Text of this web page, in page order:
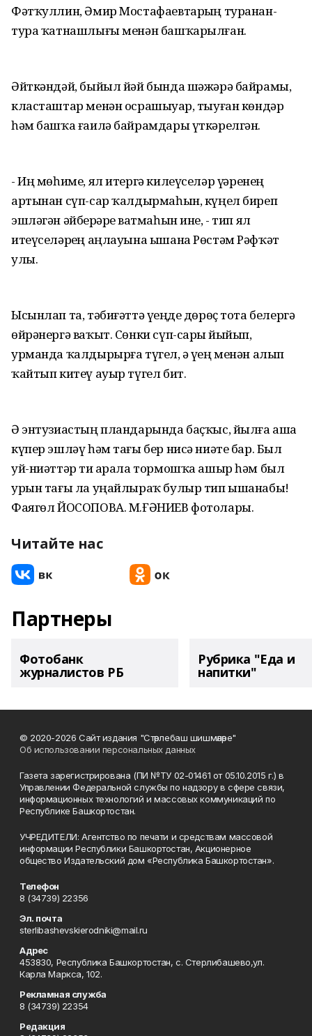
Фәтҡуллин, Әмир Мостафаевтарҙың туранан-
тура ҡатнашлығы менән башҡарылған.
Әйткәндәй, быйыл йәй бында шәжәрә байрамы,
класташтар менән осрашыуҙар, тыуған көндәр
һәм башҡа ғаилә байрамдары үткәрелгән.
- Иң мөһиме, ял итергә килеүселәр үҙҙәренең
артынан сүп-сар ҡалдырмаһын, күңел биреп
эшләгән әйберҙәрҙе ватмаһын ине, - тип ял
итеүселәрҙең аңлауына ышана Рөстәм Рәфҡәт
улы.
Ысынлап та, тәбиғәттә үҙеңде дөрөҫ тота белергә
өйрәнергә ваҡыт. Сөнки сүп-сарҙы йыйып,
урманда ҡалдырырға түгел, ә үҙең менән алып
ҡайтып китеү ауыр түгел бит.
Ә энтузиастың пландарында баҫҡыс, йылға аша
күпер эшләү һәм тағы бер нисә ниәте бар. Был
уй-ниәттәр тиҙ арала тормошҡа ашыр һәм был
урын тағы ла уңайлыраҡ булыр тип ышанабыҙ!
Фаягөл ЙОСОПОВА. М.ҒӘНИЕВ фотолары.
Читайте нас
Партнеры
Фотобанк
журналистов РБ
Рубрика "Еда и
напитки"
© 2020-2026 Сайт издания "Стәрлебаш шишмәләре"
Об использовании персональных данных
Газета зарегистрирована (ПИ №ТУ 02-01461 от 05.10.2015 г.) в
Управлении Федеральной службы по надзору в сфере связи,
информационных технологий и массовых коммуникаций по
Республике Башкортостан.
УЧРЕДИТЕЛИ: Агентство по печати и средствам массовой
информации Республики Башкортостан, Акционерное
общество Издательский дом «Республика Башкортостан».
Телефон
8 (34739) 22356
Эл. почта
sterlibashevskierodniki@mail.ru
Адрес
453830, Республика Башкортостан, c. Стерлибашево,ул.
Карла Маркса, 102.
Рекламная служба
8 (34739) 22354
Редакция